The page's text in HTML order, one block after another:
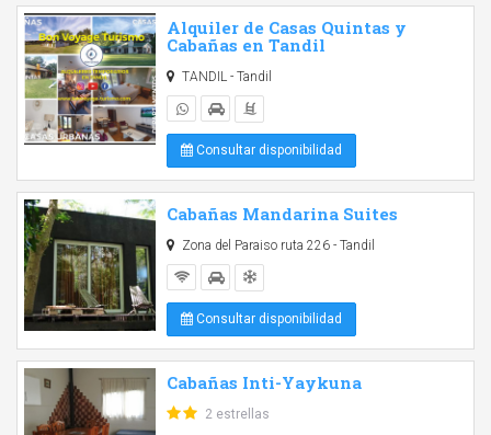
Alquiler de Casas Quintas y
Cabañas en Tandil
TANDIL - Tandil
Consultar disponibilidad
Cabañas Mandarina Suites
Zona del Paraiso ruta 226 - Tandil
Consultar disponibilidad
Cabañas Inti-Yaykuna
2 estrellas